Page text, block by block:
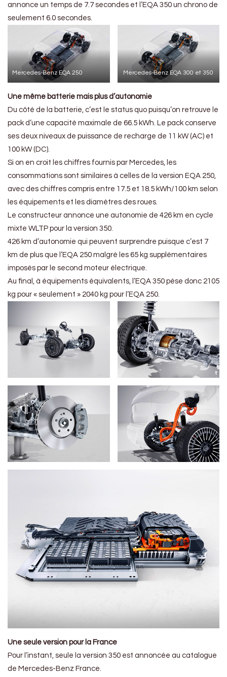
annonce un temps de 7.7 secondes et l’EQA 350 un chrono de
seulement 6.0 secondes.
Mercedes-Benz EQA 250 Mercedes-Benz EQA 300 et 350
Une même batterie mais plus d’autonomie
Du côté de la batterie, c’est le status quo puisqu’on retrouve le
pack d’une capacité maximale de 66.5 kWh. Le pack conserve
ses deux niveaux de puissance de recharge de 11 kW (AC) et
100 kW (DC).
Si on en croit les chiffres fournis par Mercedes, les
consommations sont similaires à celles de la version EQA 250,
avec des chiffres compris entre 17.5 et 18.5 kWh/100 km selon
les équipements et les diamètres des roues.
Le constructeur annonce une autonomie de 426 km en cycle
mixte WLTP pour la version 350.
426 km d’autonomie qui peuvent surprendre puisque c’est 7
km de plus que l’EQA 250 malgré les 65 kg supplémentaires
imposés par le second moteur électrique.
Au final, à équipements équivalents, l’EQA 350 pèse donc 2105
kg pour « seulement » 2040 kg pour l’EQA 250.
Une seule version pour la France
Pour l’instant, seule la version 350 est annoncée au catalogue
de Mercedes-Benz France.